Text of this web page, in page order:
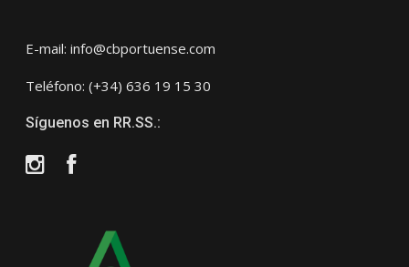
E-mail: info@cbportuense.com
Teléfono: (+34) 636 19 15 30
Síguenos en RR.SS.:
InstagramFacebook